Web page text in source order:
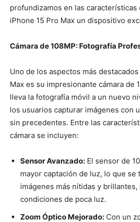
profundizamos en las características
iPhone 15 Pro Max un dispositivo
Cámara de 108MP: Fotografía
Uno de los aspectos más
Max es su impresionante cámara de
lleva la fotografía móvil a un nuevo
los usuarios capturar imágenes con
sin precedentes. Entre las
cámara se incluyen:
Sensor Avanzado: El sensor de
mayor captación de luz, lo que se
imágenes más nítidas y brillantes,
condiciones de poca luz.
Zoom Óptico Mejorado: Con un